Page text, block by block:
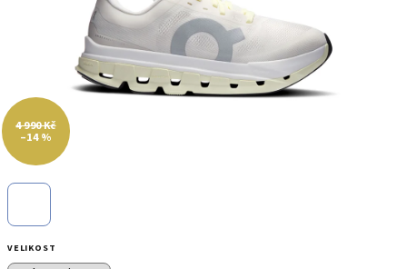
VELIKOST
4 990 Kč
–14 %